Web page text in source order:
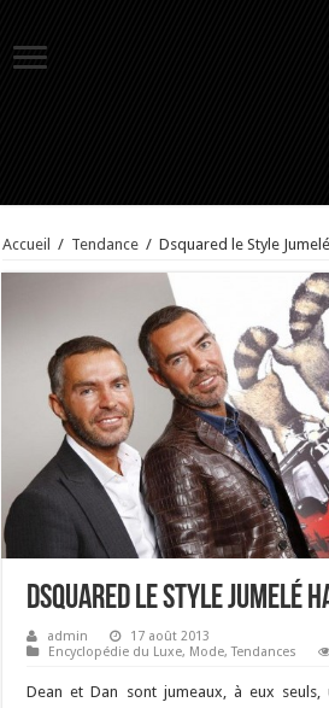
Accueil / Tendance / Dsquared le Style
Dsquared le Style Jumelé
admin
17 août 2013
Encyclopédie du Luxe, Mode,Tendances
Dean et Dan sont jumeaux, à eux